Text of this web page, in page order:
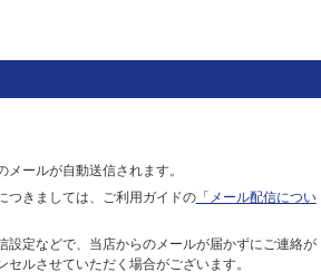
ールが自動送信されます。
つきましては、ご利用ガイドの「メール配信につい
設定などで、当店からのメールが届かずにご連絡が
ルさせていただく場合がございます。